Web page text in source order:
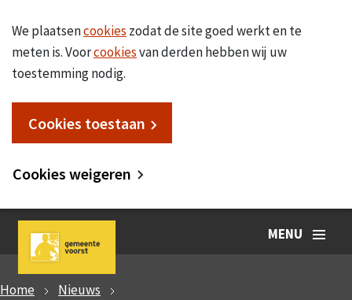
We plaatsencookies zodat de site goed werkt en te
meten is. Voorcookiesvan derden hebben wij uw
toestemming nodig.
Cookies toestaan
Cookies weigeren
MENU
Home
Nieuws